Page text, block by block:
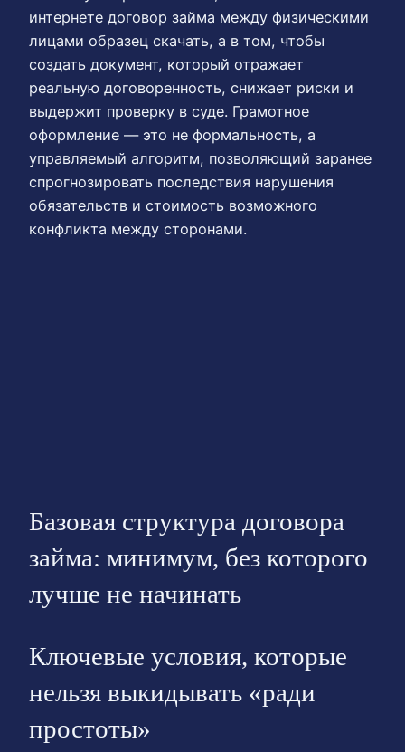
интернете договор займа между физическими
лицами образец скачать, а в том, чтобы
создать документ, который отражает
реальную договоренность, снижает риски и
выдержит проверку в суде. Грамотное
оформление — это не формальность, а
управляемый алгоритм, позволяющий заранее
спрогнозировать последствия нарушения
обязательств и стоимость возможного
конфликта между сторонами.
Базовая структура договора
займа: минимум, без которого
лучше не начинать
Ключевые условия, которые
нельзя выкидывать «ради
простоты»